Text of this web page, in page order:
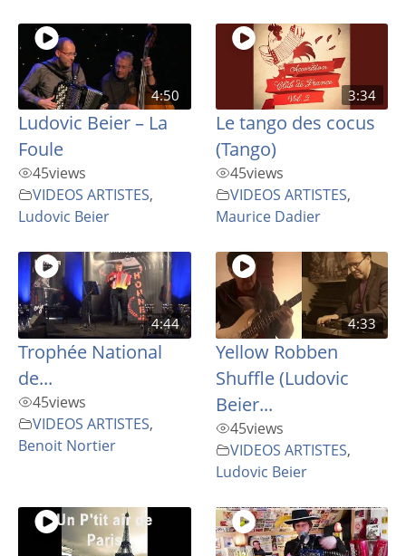
4:50
Ludovic Beier – La
Foule
45views
VIDEOS ARTISTES,
Ludovic Beier
3:34
Le tango des cocus
(Tango)
45views
VIDEOS ARTISTES,
Maurice Dadier
4:44
Trophée National
de...
45views
VIDEOS ARTISTES,
Benoit Nortier
4:33
Yellow Robben
Shuffle (Ludovic
Beier...
45views
VIDEOS ARTISTES,
Ludovic Beier